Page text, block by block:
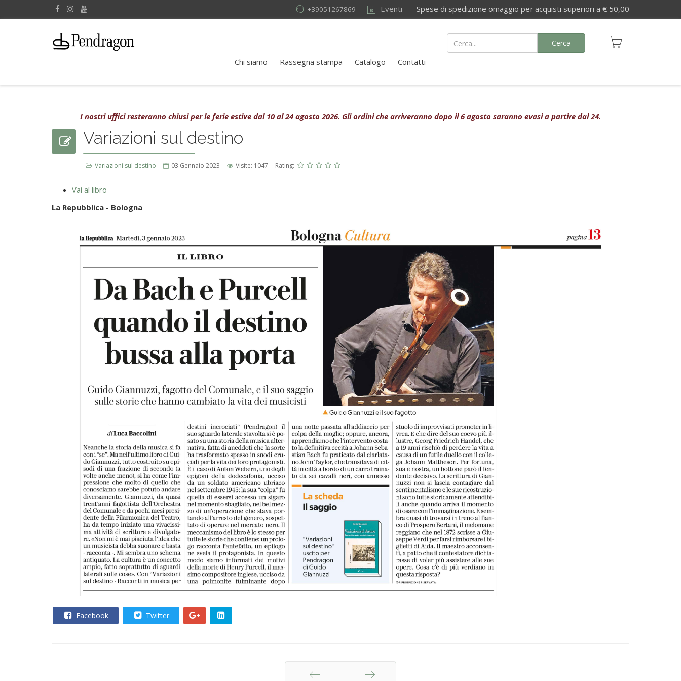
Eventi Spese di spedizione omaggio per acquisti superiori a € 50,00
+39051267869
Chi siamo Rassegna stampa Catalogo Contatti
Cerca
I nostri uffici resteranno chiusi per le ferie estive dal 10 al 24 agosto 2026. Gli ordini che arriveranno dopo il 6 agosto saranno evasi a partire dal 24.
Variazioni sul destino
Variazioni sul destino 03 Gennaio 2023 Visite: 1047 Rating:
Vai al libro
La Repubblica - Bologna
Facebook Twitter